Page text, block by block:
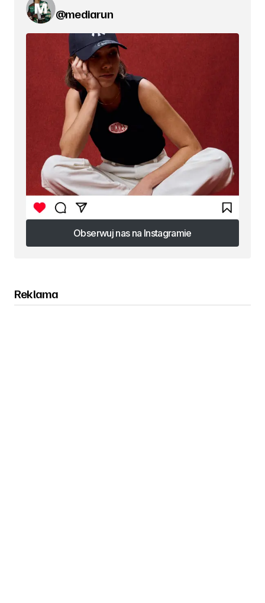
@mediarun
Obserwuj nas na Instagramie
Obserwuj nas na Instagramie
Reklama